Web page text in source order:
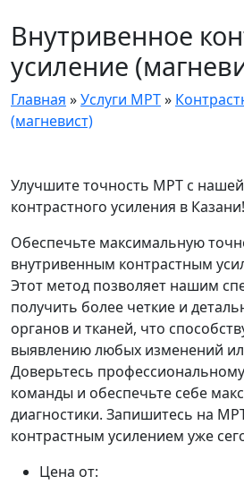
Внутривенное
усиление
Главная »Услуги МРТ»
(магневист)
Улучшите точность МРТ с нашей
контрастного усиления в Казани!
Обеспечьте максимальную
внутривенным контрастным
Этот метод позволяет нашим
получить более четкие и
органов и тканей, что
выявлению любых изменений
Доверьтесь
команды и обеспечьте себе
диагностики. Запишитесь на
контрастным усилением уже
Цена от: